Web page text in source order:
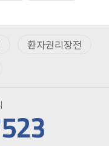
환자권리장전